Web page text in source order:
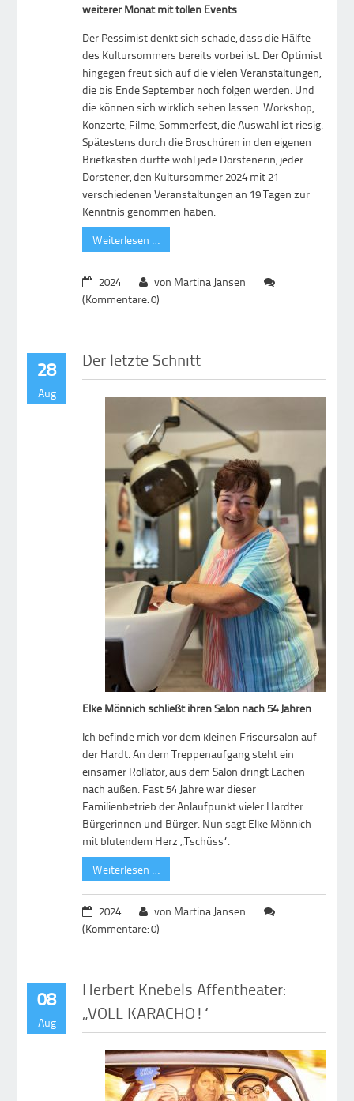
weiterer Monat mit tollen Events
Der Pessimist denkt sich schade, dass die Hälfte
des Kultursommers bereits vorbei ist. Der Optimist
hingegen freut sich auf die vielen Veranstaltungen,
die bis Ende September noch folgen werden. Und
die können sich wirklich sehen lassen: Workshop,
Konzerte, Filme, Sommerfest, die Auswahl ist riesig.
Spätestens durch die Broschüren in den eigenen
Briefkästen dürfte wohl jede Dorstenerin, jeder
Dorstener, den Kultursommer 2024 mit 21
verschiedenen Veranstaltungen an 19 Tagen zur
Kenntnis genommen haben.
Weiterlesen …
2024
von Martina Jansen
(Kommentare: 0)
28
Aug
Der letzte Schnitt
Elke Mönnich schließt ihren Salon nach 54 Jahren
Ich befinde mich vor dem kleinen Friseursalon auf
der Hardt. An dem Treppenaufgang steht ein
einsamer Rollator, aus dem Salon dringt Lachen
nach außen. Fast 54 Jahre war dieser
Familienbetrieb der Anlaufpunkt vieler Hardter
Bürgerinnen und Bürger. Nun sagt Elke Mönnich
mit blutendem Herz „Tschüss“.
Weiterlesen …
2024
von Martina Jansen
(Kommentare: 0)
08
Aug
Herbert Knebels Affentheater:
„VOLL KARACHO!“